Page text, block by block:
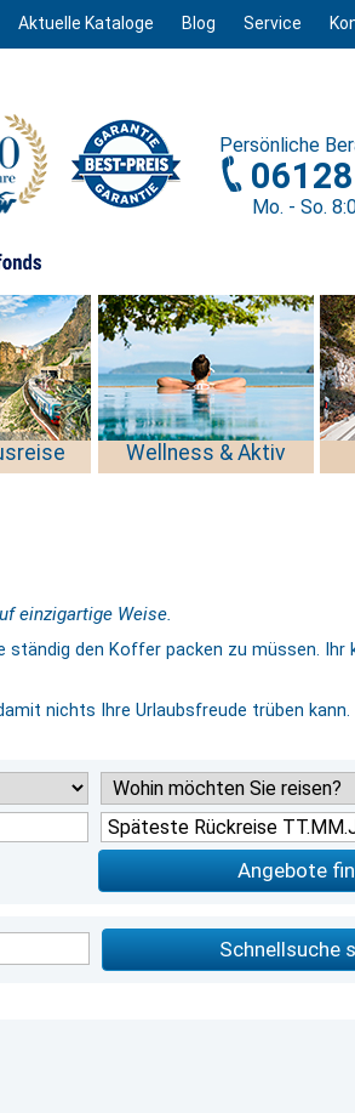
Aktuelle Kataloge Blog Service
Persönliche
Mo. - So. 8
Wellness & Aktiv
einzigartige Weise.
ständig den Koffer packen zu müssen.
nichts Ihre Urlaubsfreude trüben
Angebote
Schnellsuche